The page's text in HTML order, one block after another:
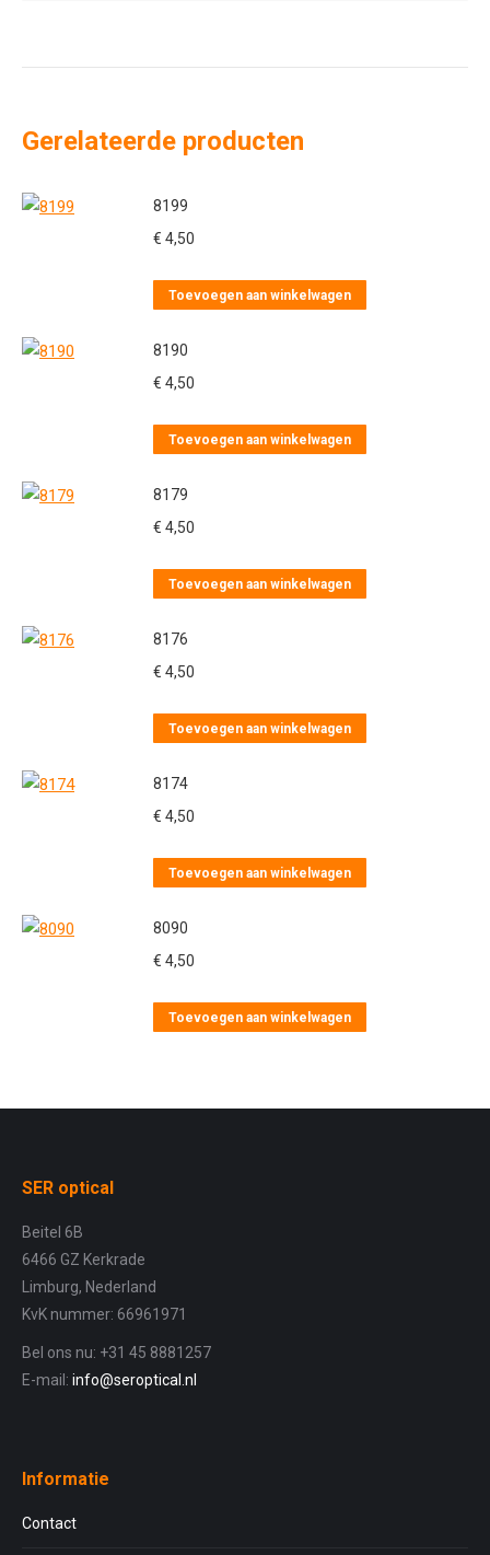
Gerelateerde producten
8199
€ 4,50
Toevoegen aan winkelwagen
8190
€ 4,50
Toevoegen aan winkelwagen
8179
€ 4,50
Toevoegen aan winkelwagen
8176
€ 4,50
Toevoegen aan winkelwagen
8174
€ 4,50
Toevoegen aan winkelwagen
8090
€ 4,50
Toevoegen aan winkelwagen
SER optical
Beitel 6B
6466 GZ Kerkrade
Limburg, Nederland
KvK nummer: 66961971
Bel ons nu: +31 45 8881257
E-mail: info@seroptical.nl
Informatie
Contact